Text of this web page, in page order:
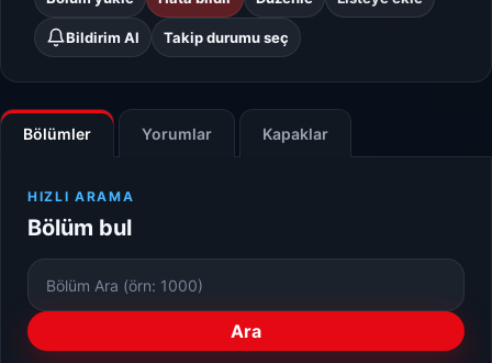
Bildirim Al Takip durumu seç
Bölümler Yorumlar Kapaklar
HIZLI ARAMA
Bölüm bul
Bölüm
Numarası
Ara